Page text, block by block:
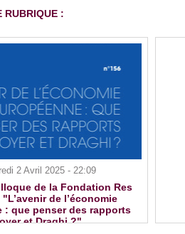
RUBRIQUE :
2 Avril 2025 - 22:09
de la Fondation Res
de l’économie
: que penser des rapports
et Draghi ?"